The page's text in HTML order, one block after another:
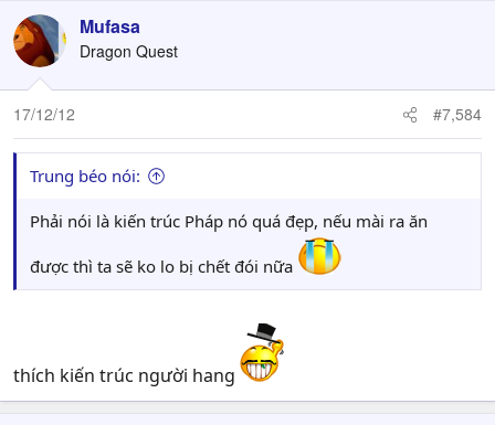
Mufasa
Dragon Quest
17/12/12 #7,584
Trung béo nói:
Phải nói là kiến trúc Pháp nó quá đẹp, nếu mài ra ăn
được thì ta sẽ ko lo bị chết đói nữa
thích kiến trúc người hang